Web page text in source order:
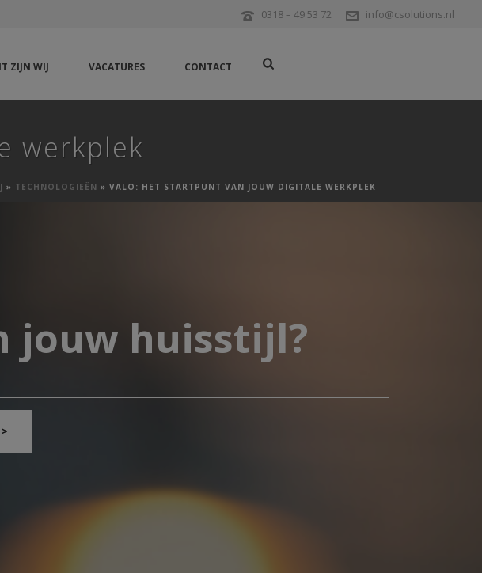
0318 – 49 53 72 info@csolutions.nl
ZIJN WIJ VACATURES CONTACT
werkplek
» TECHNOLOGIEËN » VALO: HET STARTPUNT VAN JOUW DIGITALE WERKPLEK
jouw huisstijl?